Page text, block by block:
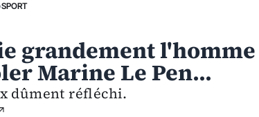
›SPORT
grandement l'homme
Marine Le Pen...
dûment réfléchi.